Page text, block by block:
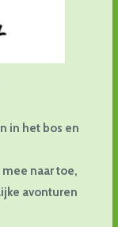
in het bos en
naar toe,
avonturen